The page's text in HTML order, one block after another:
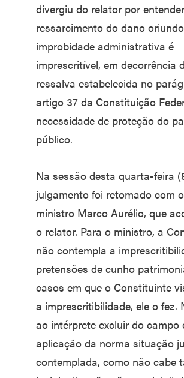
divergiu do relator por
ressarcimento do dano
improbidade administrativa é
imprescritível, em decorrência
ressalva estabelecida no
artigo 37 da Constituição
necessidade de proteção do
público.
Na sessão desta quarta-feira
julgamento foi retomado com
ministro Marco Aurélio, que
o relator. Para o ministro, a
não contempla a
pretensões de cunho
casos em que o Constituinte
a imprescritibilidade, ele o fez.
ao intérprete excluir do campo
aplicação da norma situação
contemplada, como não cabe